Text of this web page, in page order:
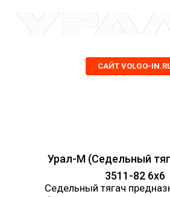
САЙТ VOLGO-
Урал-М (Седельный
3511-82 6х6
Седельный тягач